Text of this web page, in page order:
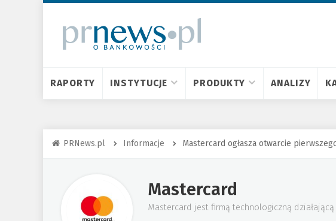
RAPORTY INSTYTUCJE PRODUKTY ANALIZY
PRNews.pl Informacje Mastercard ogłasza otwarcie
Mastercard
Mastercard jest firmą technologiczną